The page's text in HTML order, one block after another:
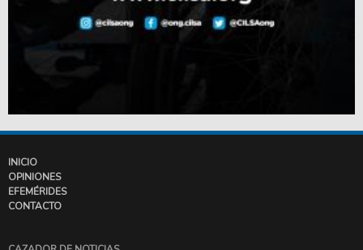
INICIO
OPINIONES
EFEMÉRIDES
CONTACTO